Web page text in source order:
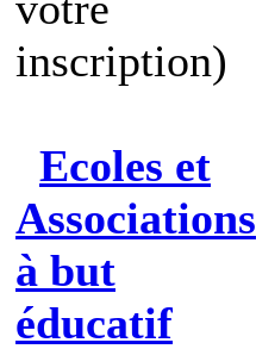
inscription)
Ecoles et
Associations
à but
éducatif